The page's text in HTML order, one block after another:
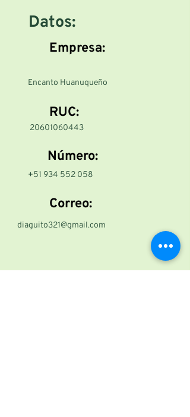
Datos:
Empresa:
Encanto Huanuqueño
RUC:
20601060443
Número:
+51 934 552 058
Correo:
diaguito321@gmail.com